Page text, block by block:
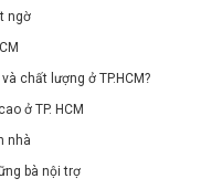
ngờ
chất lượng ở TP.HCM?
ở TP. HCM
nhà
bà nội trợ